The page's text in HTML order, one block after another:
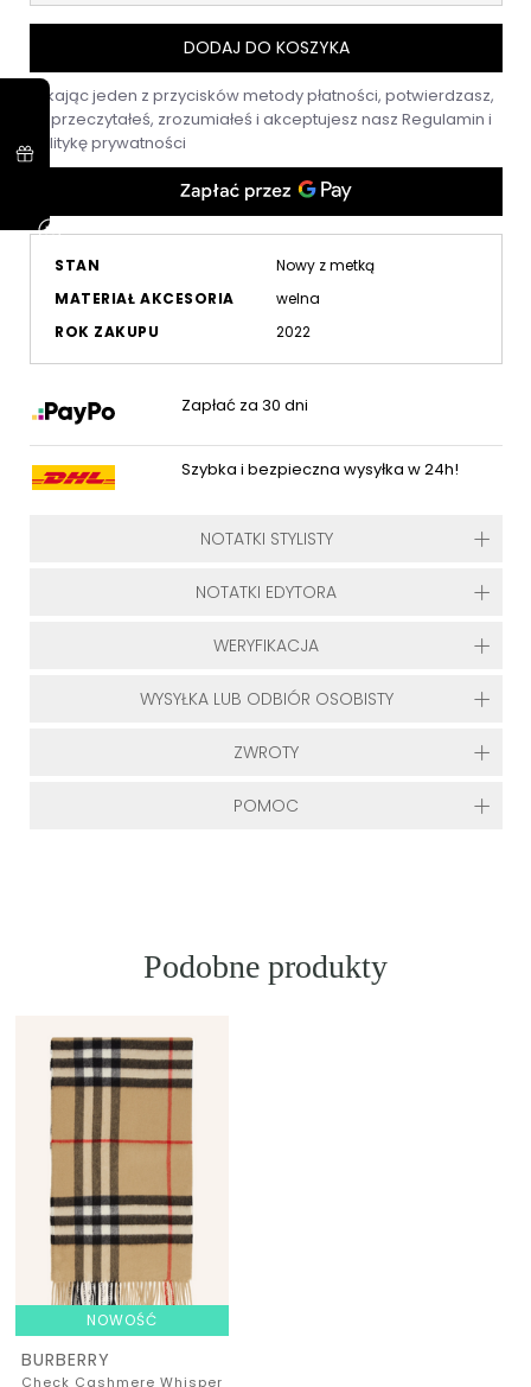
DODAJ DO KOSZYKA
Klikając jeden z przycisków metody płatności, potwierdzasz,
że przeczytałeś, zrozumiałeś i akceptujesz nasz Regulamin i
Politykę prywatności
STAN
Nowy z metką
MATERIAŁ AKCESORIA
welna
ROK ZAKUPU
2022
Zapłać za 30 dni
Szybka i bezpieczna wysyłka w 24h!
NOTATKI STYLISTY
NOTATKI EDYTORA
WERYFIKACJA
WYSYŁKA LUB ODBIÓR OSOBISTY
ZWROTY
POMOC
Podobne produkty
NOWOŚĆ
BURBERRY
Check Cashmere Whisper